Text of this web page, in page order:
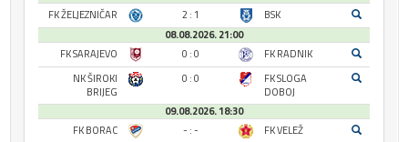
FK ŽELJEZNIČAR
2 : 1
BSK
08.08.2026. 21:00
FK SARAJEVO
0 : 0
FK RADNIK
NK ŠIROKI
BRIJEG
0 : 0
FK SLOGA
DOBOJ
09.08.2026. 18:30
FK BORAC
- : -
FK VELEŽ